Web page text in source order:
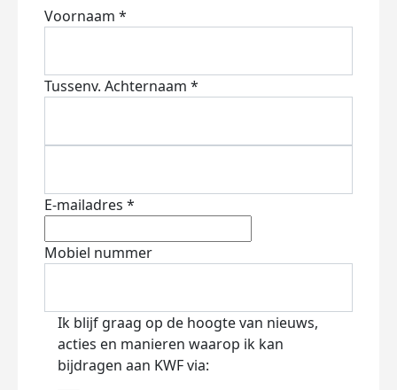
Voornaam *
Tussenv. Achternaam *
E-mailadres *
Mobiel nummer
Ik blijf graag op de hoogte van nieuws,
acties en manieren waarop ik kan
bijdragen aan KWF via: